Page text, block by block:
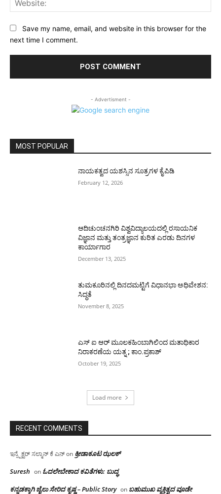
Save my name, email, and website in this browser for the
next time I comment.
- Advertisment -
MOST POPULAR
ನಾಯಕತ್ವದ ಯಶಸ್ಸಿನ ಸೂತ್ರಗಳ ಕೈಪಿಡಿ
February 12, 2026
ಆದಿಚುಂಚನಗಿರಿ ವಿಶ್ವವಿದ್ಯಾಲಯದಲ್ಲಿ ರಸಾಯನಿಕ
ವಿಜ್ಞಾನ ಮತ್ತು ತಂತ್ರಜ್ಞಾನ ಕುರಿತ ಎರಡು ದಿನಗಳ
ಕಾರ್ಯಾಗಾರ
December 13, 2025
ತುಮಕೂರಿನಲ್ಲಿ ದಿನದಮಟ್ಟಿಗೆ ವಿಧಾನಭಾ ಅಧಿವೇಶನ:
ಸಿದ್ಧತೆ
November 8, 2025
ಎಸ್ ಐ ಆರ್ ಮೂಲಕಹಿಂಬಾಗಿಲಿಂದ ಮತಾಧಿಕಾರ
ನಿರಾಕರಣೆಯ ಯತ್ನ ; ಕಾಂ.ಪ್ರಕಾಶ್
October 19, 2025
Load more
RECENT COMMENTS
ಇನ್ಸ್ಪೆಕ್ಟರ್ ಸಲ್ಮಾನ್ ಕೆ ಎನ್on ಕ್ರೀಡಾಕೂಟ ಝಲಕ್
Suresh on ಓದಲೇಬೇಕಾದ‌ ಕವಿತೆಗಳು: ಬುದ್ಧ
ಕನ್ನಡಕ್ಕಾಗಿ ಜೈಲು ಸೇರಿದ ಕೃಷ್ಣ – Public Story on ಬಹುಮುಖ ವ್ಯಕ್ತಿತ್ವದ ವೂಡೇ